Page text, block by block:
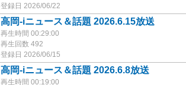
登録日 2026/06/22
高岡-iニュース＆話題 2026.6.15放送
再生時間 00:29:00
再生回数 492
登録日 2026/06/15
高岡-iニュース＆話題 2026.6.8放送
再生時間 00:19:00